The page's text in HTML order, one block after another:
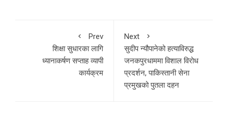
Prev
शिक्षा सुधारका लागि
ध्यानाकर्षण सप्ताह व्यापी
कार्यक्रम
Next
सुदीप न्यौपानेको हत्याविरुद्ध
जनकपुरधाममा विशाल विरोध
प्रदर्शन, पाकिस्तानी सेना
प्रमुखको पुतला दहन